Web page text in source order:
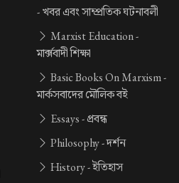
-খবর এবং সাম্প্রতিক ঘটনাবলী
Marxist Education -
মার্ক্সবাদী শিক্ষা
Basic Books On Marxism -
মার্কসবাদের মৌলিক বই
Essays -প্রবন্ধ
Philosophy -দর্শন
History -ইতিহাস